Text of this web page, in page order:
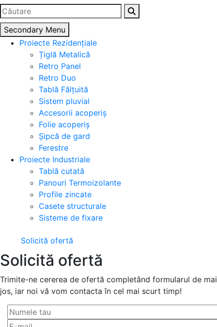
Caută
după:
Secondary Menu
Proiecte Rezidențiale
Țiglă Metalică
Retro Panel
Retro Duo
Tablă Fălțuită
Sistem pluvial
Accesorii acoperiș
Folie acoperiș
Șipcă de gard
Ferestre
Proiecte Industriale
Tablă cutată
Panouri Termoizolante
Profile zincate
Casete structurale
Sisteme de fixare
Solicită ofertă
Solicită ofertă
Trimite-ne cererea de ofertă completând formularul de mai
jos, iar noi vă vom contacta în cel mai scurt timp!